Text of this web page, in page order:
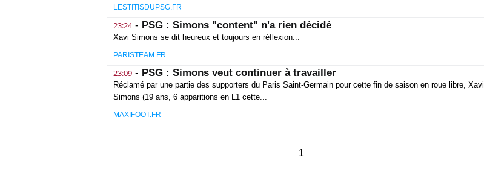
LESTITISDUPSG.FR
23:24- PSG : Simons "content" n'a rien décidé
Xavi Simons se dit heureux et toujours en réflexion...
PARISTEAM.FR
23:09 - PSG : Simons veut continuer à travailler
Réclamé par une partie des supporters du Paris Saint-Germain pour cette fin de saison en roue libre, Xavi
Simons (19 ans, 6 apparitions en L1 cette...
MAXIFOOT.FR
1